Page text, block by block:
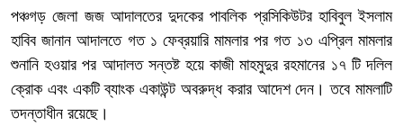
পঞ্চগড় জেলা জজ আদালতের দুদকের পাবলিক প্রসিকিউটর হাবিবুল ইসলাম
হাবিব জানান আদালতে গত ১ ফেব্রয়ারি মামলার পর গত ১৩ এপ্রিল মামলার
শুনানি হওয়ার পর আদালত সন্তষ্ট হয়ে কাজী মাহমুদুর রহমানের ১৭ টি দলিল
ক্রোক এবং একটি ব্যাংক একাউন্ট অবরুদ্ধ করার আদেশ দেন। তবে মামলাটি
তদন্তাধীন রয়েছে।